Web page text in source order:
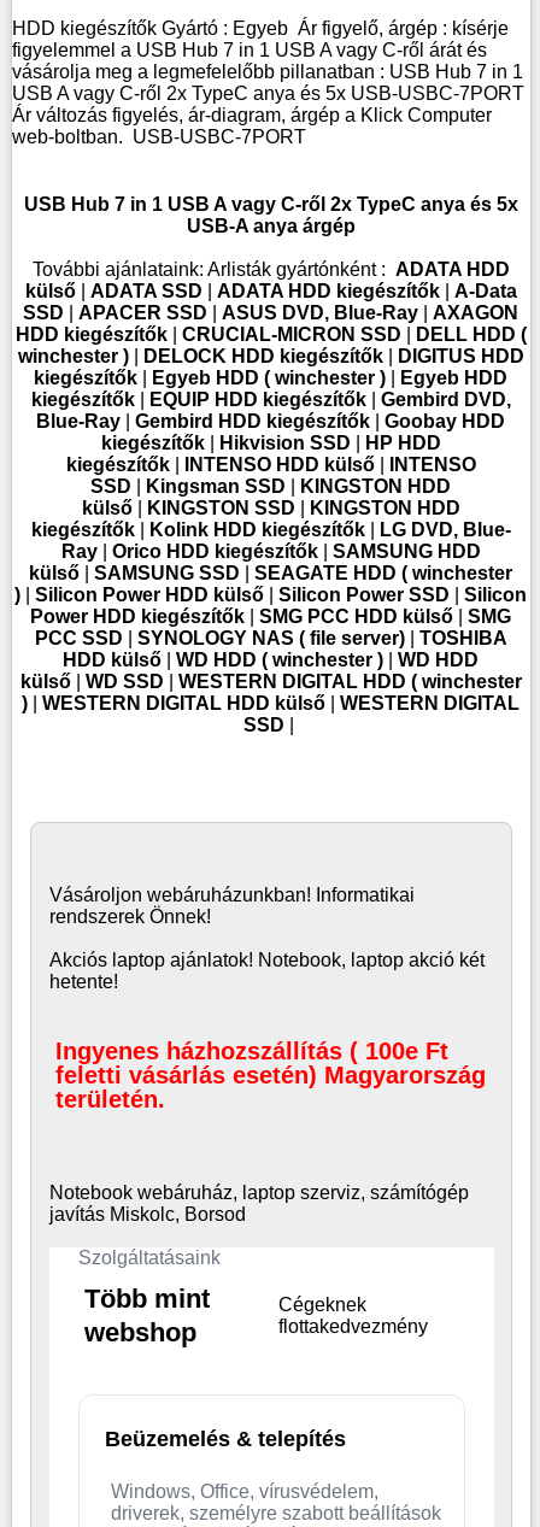
HDD kiegészítőkGyártó : Egyeb Ár figyelő, árgép : kísérje
figyelemmel a USB Hub 7 in 1 USB A vagy C-ről árát és
vásárolja meg a legmefelelőbb pillanatban : USB Hub 7 in 1
USB A vagy C-ről 2x TypeC anya és 5x USB-USBC-7PORT
Ár változás figyelés, ár-diagram, árgép a Klick Computer
web-boltban. USB-USBC-7PORT
USB Hub 7 in 1 USB A vagy C-ről 2x TypeC anya és 5x
USB-A anya árgép
További ajánlataink: Arlisták gyártónként : ADATA HDD
külső| ADATA SSD ADATA HDD kiegészítők| A-Data
SSD |APACER SSD |ASUS DVD, Blue-Ray |AXAGON
HDD kiegészítők| CRUCIAL-MICRON SSD
DELL HDD (
winchester )| DELOCK HDD kiegészítők|
DIGITUS HDD
kiegészítők
Egyeb HDD ( winchester )
Egyeb HDD
kiegészítők| EQUIP HDD kiegészítők| Gembird DVD,
Blue-Ray |Gembird HDD kiegészítők |Goobay HDD
kiegészítők| Hikvision SSD
HP HDD
kiegészítők| INTENSO HDD külső|
INTENSO
SSD
Kingsman SSD
KINGSTON HDD
külső| KINGSTON SSD
KINGSTON HDD
kiegészítők| Kolink HDD kiegészítők|
LG DVD, Blue-
Ray| Orico HDD kiegészítők| SAMSUNG HDD
külső |SAMSUNG SSD |SEAGATE HDD ( winchester
) |Silicon Power HDD külső |Silicon Power SSD |Silicon
Power HDD kiegészítők |SMG PCC HDD külső |SMG
PCC SSD
SYNOLOGY NAS ( file server)| TOSHIBA
HDD külső |WD HDD ( winchester ) |WD HDD
külső| WD SSD
WESTERN DIGITAL HDD ( winchester
) |WESTERN DIGITAL HDD külső |WESTERN DIGITAL
SSD
Vásároljon webáruházunkban! Informatikai
rendszerek Önnek!
Akciós laptop ajánlatok! Notebook, laptop akció két
hetente!
Ingyenes házhozszállítás ( 100e Ft
feletti vásárlás esetén) Magyarország
területén.
Notebook webáruház, laptop szerviz, számítógép
javítás Miskolc, Borsod
Szolgáltatásaink
Több mint
webshop
Cégeknek
flottakedvezmény
Beüzemelés & telepítés
Windows, Office, vírusvédelem,
driverek, személyre szabott beállítások